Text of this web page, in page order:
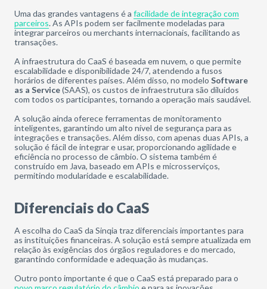
Uma das grandes vantagens é a facilidade de integração com
parceiros. As APIs podem ser facilmente modeladas para
integrar parceiros ou merchants internacionais, facilitando as
transações.
A infraestrutura do CaaS é baseada em nuvem, o que permite
escalabilidade e disponibilidade 24/7, atendendo a fusos
horários de diferentes países. Além disso, no modelo Software
as a Service(SAAS), os custos de infraestrutura são diluídos
com todos os participantes, tornando a operação mais saudável.
A solução ainda oferece ferramentas de monitoramento
inteligentes, garantindo um alto nível de segurança para as
integrações e transações. Além disso, com apenas duas APIs, a
solução é fácil de integrar e usar, proporcionando agilidade e
eficiência no processo de câmbio. O sistema também é
construído em Java, baseado em APIs e microsserviços,
permitindo modularidade e escalabilidade.
Diferenciais do CaaS
A escolha do CaaS da Sinqia traz diferenciais importantes para
as instituições financeiras. A solução está sempre atualizada em
relação às exigências dos órgãos reguladores e do mercado,
garantindo conformidade e adequação às mudanças.
Outro ponto importante é que o CaaS está preparado para o